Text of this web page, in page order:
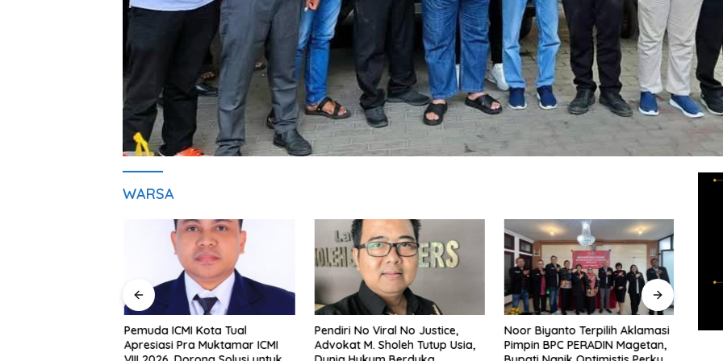
WARSA
Pemuda ICMI Kota Tual
Apresiasi Pra Muktamar ICMI
Pendiri No Viral No Justice,
Advokat M. Sholeh Tutup Usia,
Noor Biyanto Terpilih Aklamasi
Pimpin BPC PERADIN Magetan,